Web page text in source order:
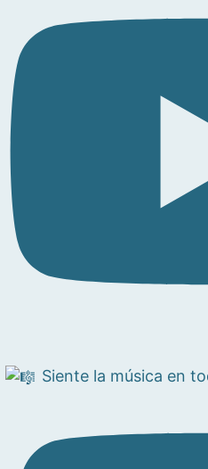
Siente la música en